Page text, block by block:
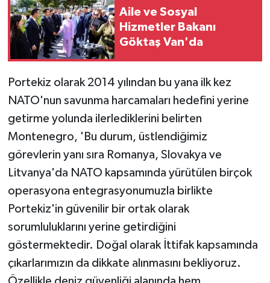
Aile ve Sosyal
Hizmetler Bakanı
Göktaş Van'da
Portekiz olarak 2014 yılından bu yana ilk kez
NATO'nun savunma harcamaları hedefini yerine
getirme yolunda ilerlediklerini belirten
Montenegro, 'Bu durum, üstlendiğimiz
görevlerin yanı sıra Romanya, Slovakya ve
Litvanya'da NATO kapsamında yürütülen birçok
operasyona entegrasyonumuzla birlikte
Portekiz'in güvenilir bir ortak olarak
sorumluluklarını yerine getirdiğini
göstermektedir. Doğal olarak İttifak kapsamında
çıkarlarımızın da dikkate alınmasını bekliyoruz.